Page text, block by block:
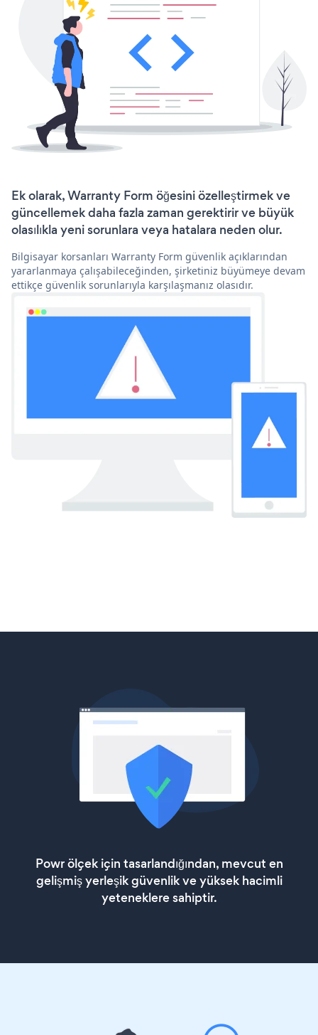
Ek olarak, Warranty Form öğesini özelleştirmek ve
güncellemek daha fazla zaman gerektirir ve büyük
olasılıkla yeni sorunlara veya hatalara neden olur.
Bilgisayar korsanları Warranty Form güvenlik açıklarından
yararlanmaya çalışabileceğinden, şirketiniz büyümeye devam
ettikçe güvenlik sorunlarıyla karşılaşmanız olasıdır.
Powr ölçek için tasarlandığından, mevcut en
gelişmiş yerleşik güvenlik ve yüksek hacimli
yeteneklere sahiptir.